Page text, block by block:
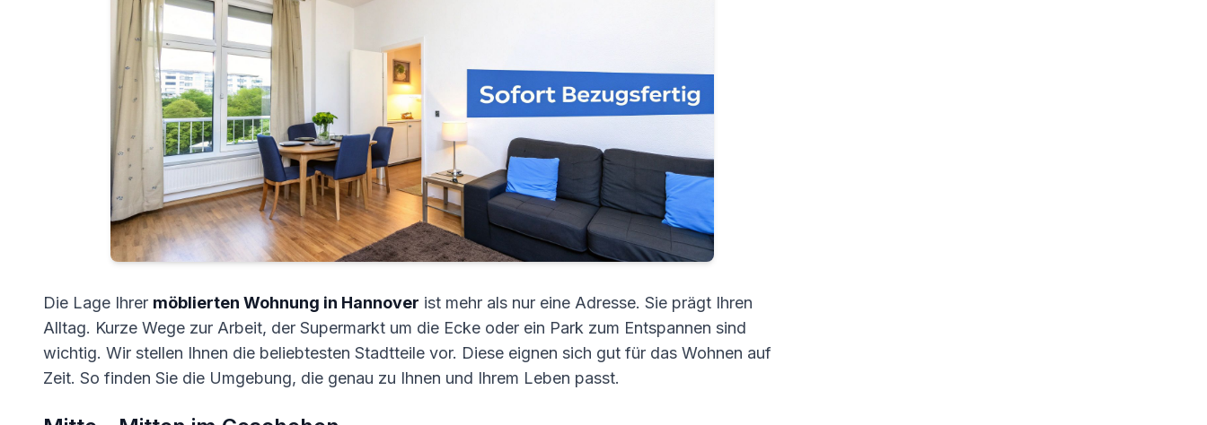
Die Lage Ihrer möblierten Wohnung in Hannover ist mehr als nur eine Adresse. Sie prägt Ihren
Alltag. Kurze Wege zur Arbeit, der Supermarkt um die Ecke oder ein Park zum Entspannen sind
wichtig. Wir stellen Ihnen die beliebtesten Stadtteile vor. Diese eignen sich gut für das Wohnen auf
Zeit. So finden Sie die Umgebung, die genau zu Ihnen und Ihrem Leben passt.